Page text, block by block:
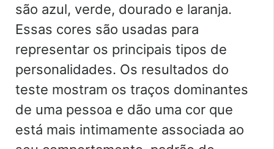
são azul, verde, dourado e laranja.
Essas cores são usadas para
representar os principais tipos de
personalidades. Os resultados do
teste mostram os traços dominantes
de uma pessoa e dão uma cor que
está mais intimamente associada ao